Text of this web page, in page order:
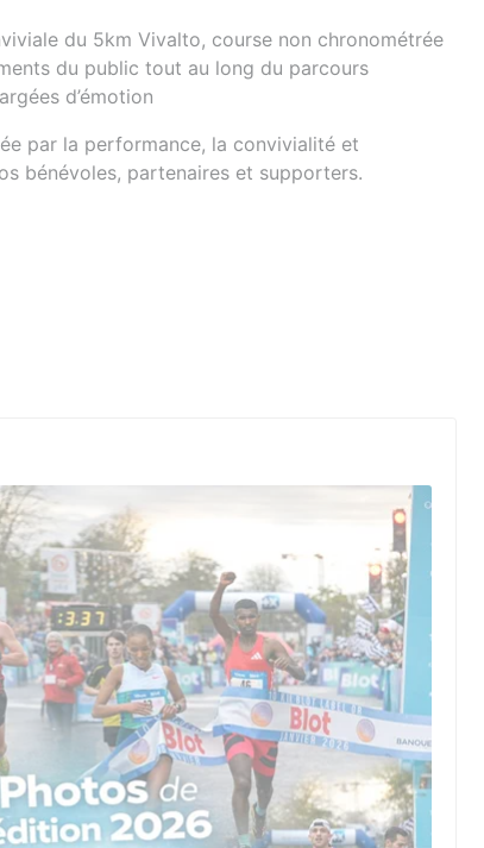
du 5km Vivalto, course non chronométrée
du public tout au long du parcours
d’émotion
par la performance, la convivialité et
bénévoles, partenaires et supporters.